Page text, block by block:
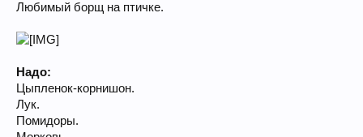
Любимый борщ на птичке.
Надо:
Цыпленок-корнишон.
Лук.
Помидоры.